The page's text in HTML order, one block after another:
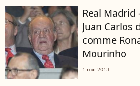
Real
Juan Carlos
comme
Mourinho
1 mai 2013